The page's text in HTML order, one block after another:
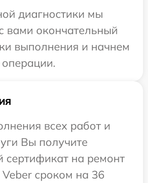
диагностики мы
вами окончательный
выполнения и начнем
всех работ и
Вы получите
на ремонт
Veber сроком на 36